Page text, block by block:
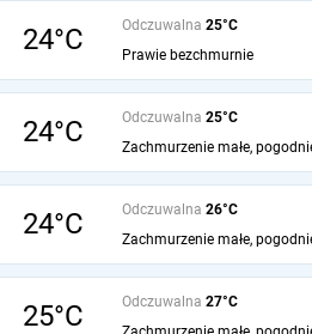
24°C Odczuwalna 25°C
Prawie bezchmurnie
24°C Odczuwalna 25°C
Zachmurzenie małe,
24°C Odczuwalna 26°C
Zachmurzenie małe,
25°C Odczuwalna 27°C